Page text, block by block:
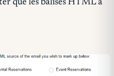
que les balises HTML à